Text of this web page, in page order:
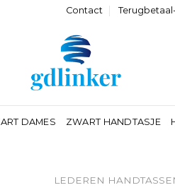
Contact
DAMES ZWART HANDTASJE
LEDEREN